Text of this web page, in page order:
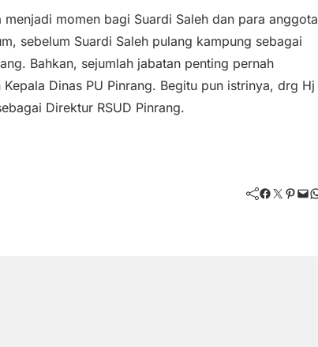
momen bagi Suardi Saleh dan para anggota
sebelum Suardi Saleh pulang kampung sebagai
Bahkan, sejumlah jabatan penting pernah
Dinas PU Pinrang. Begitu pun istrinya, drg Hj
Direktur RSUD Pinrang.
Facebook Twitter Pinterest Mail WhatsApp